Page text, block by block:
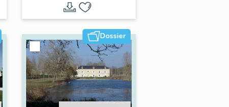
Dossier